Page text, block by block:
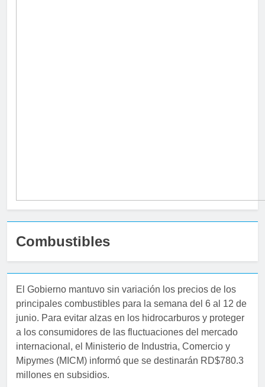
Combustibles
El Gobierno mantuvo sin variación los precios de los
principales combustibles para la semana del 6 al 12 de
junio. Para evitar alzas en los hidrocarburos y proteger
a los consumidores de las fluctuaciones del mercado
internacional, el Ministerio de Industria, Comercio y
Mipymes (MICM) informó que se destinarán RD$780.3
millones en subsidios.